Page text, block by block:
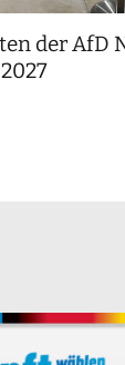
der AfD